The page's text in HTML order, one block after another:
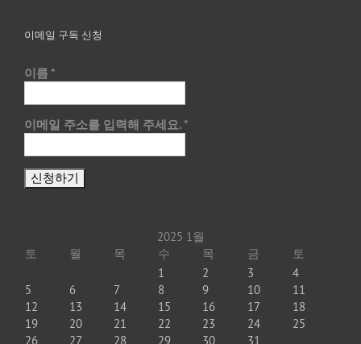
이메일 구독 신청
이름 *
이메일 주소를 입력해 주세요. *
2025 1월
토 월 목 수 목 금 토
1 2 3
4
5
6 7 8 9 10
11
12
13 14 15 16 17
18
19
20 21 22 23 24
25
26
27 28 29 30
31